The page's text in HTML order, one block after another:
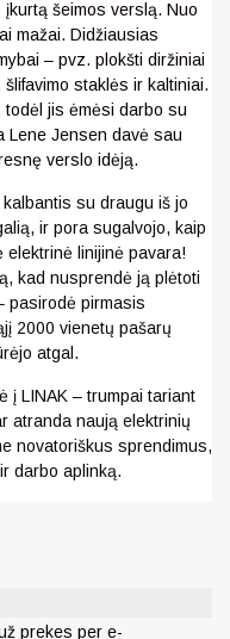
šeimos verslą. Nuo
mažai. Didžiausias
– pvz. plokšti diržiniai
staklės ir kaltiniai.
jis ėmėsi darbo su
Lene Jensen davė sau
verslo idėją.
su draugu iš jo
ir pora sugalvojo, kaip
elektrinė linijinė pavara!
kad nusprendė ją plėtoti
pasirodė pirmasis
2000 vienetų pašarų
atgal.
į LINAK – trumpai tariant
atranda naują elektrinių
novatoriškus sprendimus,
darbo aplinką.
prekes per e-